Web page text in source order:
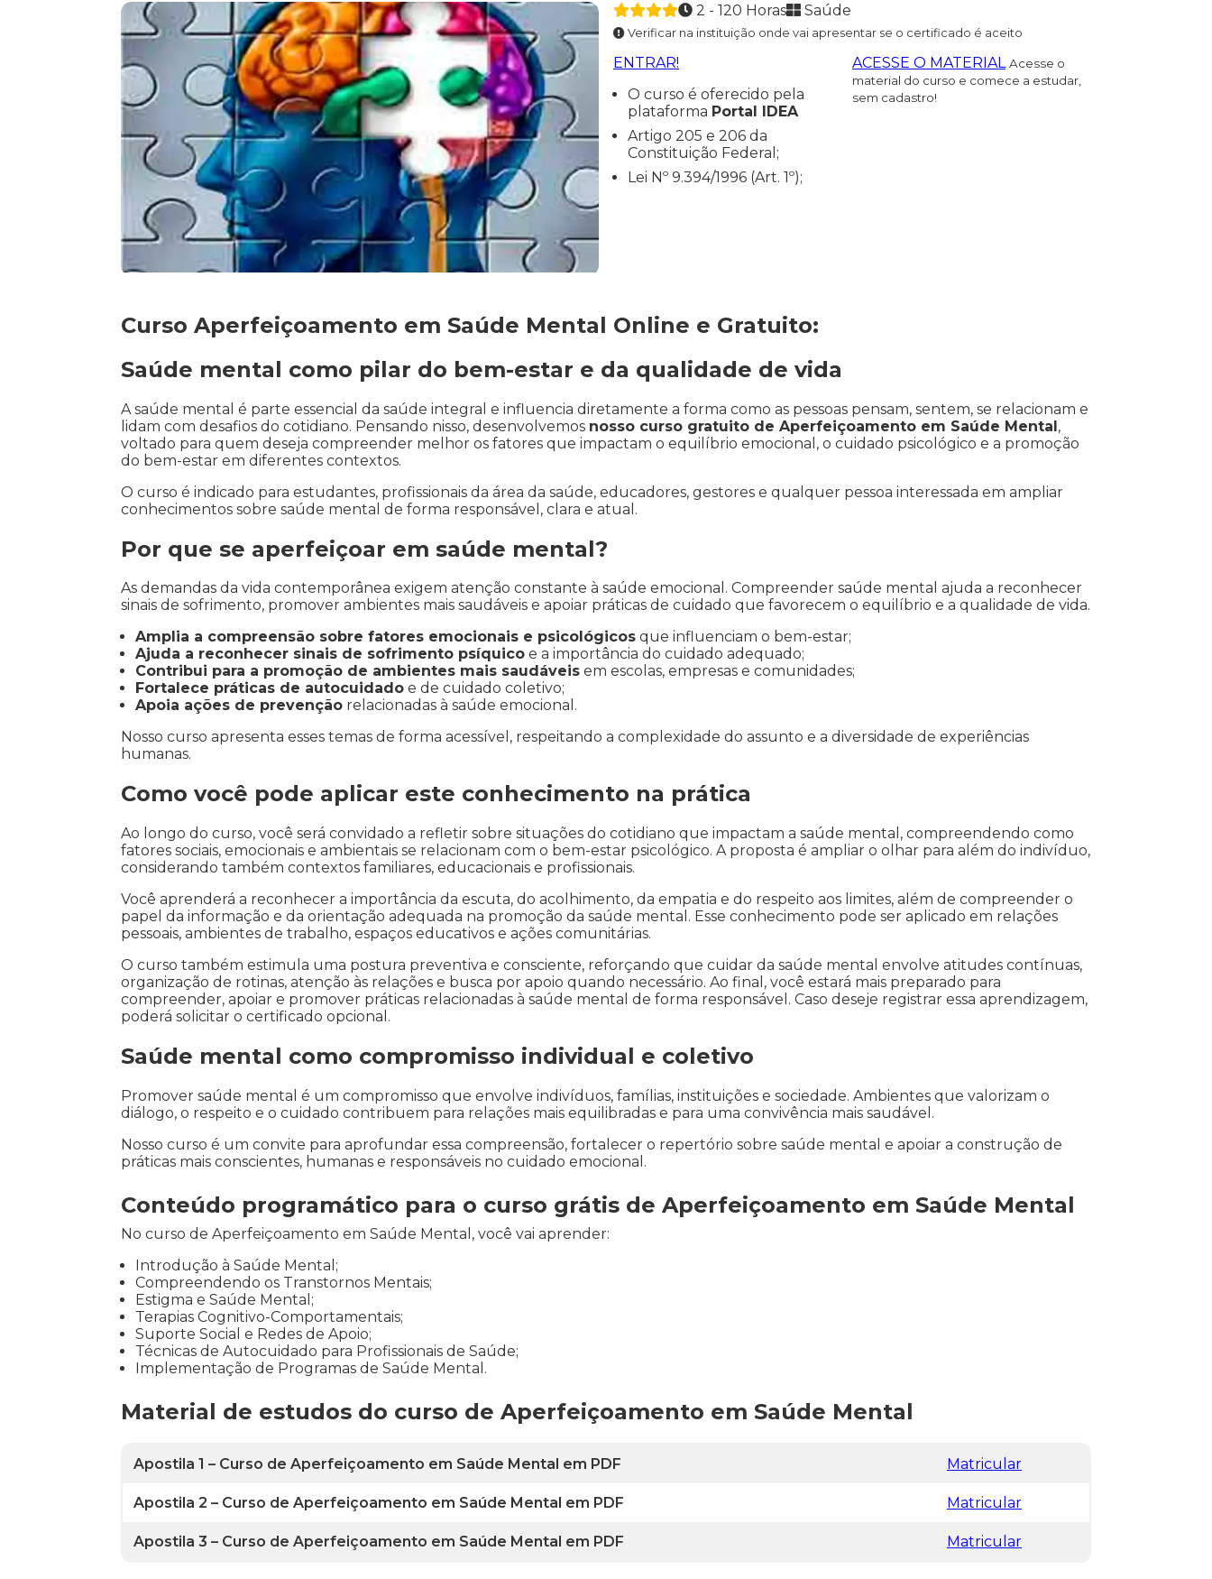
2 - 120 Horas Saúde
Verificar na instituição onde vai apresentar se o certificado é aceito
ENTRAR!
O curso é oferecido pela
plataforma Portal IDEA
Artigo 205 e 206 da
Constituição Federal;
Lei Nº 9.394/1996 (Art. 1º);
ACESSE O MATERIAL Acesse o
material do curso e comece a estudar,
sem cadastro!
Curso Aperfeiçoamento em Saúde Mental Online e Gratuito:
Saúde mental como pilar do bem-estar e da qualidade de vida
A saúde mental é parte essencial da saúde integral e influencia diretamente a forma como as pessoas pensam, sentem, se relacionam e
lidam com desafios do cotidiano. Pensando nisso, desenvolvemos nosso curso gratuito de Aperfeiçoamento em Saúde Mental,
voltado para quem deseja compreender melhor os fatores que impactam o equilíbrio emocional, o cuidado psicológico e a promoção
do bem-estar em diferentes contextos.
O curso é indicado para estudantes, profissionais da área da saúde, educadores, gestores e qualquer pessoa interessada em ampliar
conhecimentos sobre saúde mental de forma responsável, clara e atual.
Por que se aperfeiçoar em saúde mental?
As demandas da vida contemporânea exigem atenção constante à saúde emocional. Compreender saúde mental ajuda a reconhecer
sinais de sofrimento, promover ambientes mais saudáveis e apoiar práticas de cuidado que favorecem o equilíbrio e a qualidade de vida.
Amplia a compreensão sobre fatores emocionais e psicológicos que influenciam o bem-estar;
Ajuda a reconhecer sinais de sofrimento psíquico e a importância do cuidado adequado;
Contribui para a promoção de ambientes mais saudáveis em escolas, empresas e comunidades;
Fortalece práticas de autocuidado e de cuidado coletivo;
Apoia ações de prevenção relacionadas à saúde emocional.
Nosso curso apresenta esses temas de forma acessível, respeitando a complexidade do assunto e a diversidade de experiências
humanas.
Como você pode aplicar este conhecimento na prática
Ao longo do curso, você será convidado a refletir sobre situações do cotidiano que impactam a saúde mental, compreendendo como
fatores sociais, emocionais e ambientais se relacionam com o bem-estar psicológico. A proposta é ampliar o olhar para além do indivíduo,
considerando também contextos familiares, educacionais e profissionais.
Você aprenderá a reconhecer a importância da escuta, do acolhimento, da empatia e do respeito aos limites, além de compreender o
papel da informação e da orientação adequada na promoção da saúde mental. Esse conhecimento pode ser aplicado em relações
pessoais, ambientes de trabalho, espaços educativos e ações comunitárias.
O curso também estimula uma postura preventiva e consciente, reforçando que cuidar da saúde mental envolve atitudes contínuas,
organização de rotinas, atenção às relações e busca por apoio quando necessário. Ao final, você estará mais preparado para
compreender, apoiar e promover práticas relacionadas à saúde mental de forma responsável. Caso deseje registrar essa aprendizagem,
poderá solicitar o certificado opcional.
Saúde mental como compromisso individual e coletivo
Promover saúde mental é um compromisso que envolve indivíduos, famílias, instituições e sociedade. Ambientes que valorizam o
diálogo, o respeito e o cuidado contribuem para relações mais equilibradas e para uma convivência mais saudável.
Nosso curso é um convite para aprofundar essa compreensão, fortalecer o repertório sobre saúde mental e apoiar a construção de
práticas mais conscientes, humanas e responsáveis no cuidado emocional.
Conteúdo programático para o curso grátis de Aperfeiçoamento em Saúde Mental
No curso de Aperfeiçoamento em Saúde Mental, você vai aprender:
Introdução à Saúde Mental;
Compreendendo os Transtornos Mentais;
Estigma e Saúde Mental;
Terapias Cognitivo-Comportamentais;
Suporte Social e Redes de Apoio;
Técnicas de Autocuidado para Profissionais de Saúde;
Implementação de Programas de Saúde Mental.
Material de estudos do curso de Aperfeiçoamento em Saúde Mental
Apostila 1 – Curso de Aperfeiçoamento em Saúde Mental em PDF Matricular
Apostila 2 – Curso de Aperfeiçoamento em Saúde Mental em PDF Matricular
Apostila 3 – Curso de Aperfeiçoamento em Saúde Mental em PDF Matricular